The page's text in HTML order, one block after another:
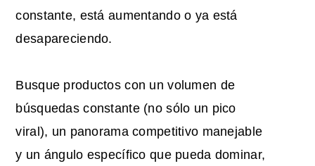
constante, está aumentando o ya está
desapareciendo.
Busque productos con un volumen de
búsquedas constante (no sólo un pico
viral), un panorama competitivo manejable
y un ángulo específico que pueda dominar,